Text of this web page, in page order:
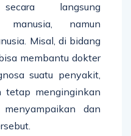
langsung
manusia, namun
Misal, di bidang
membantu dokter
suatu penyakit,
menginginkan
dan